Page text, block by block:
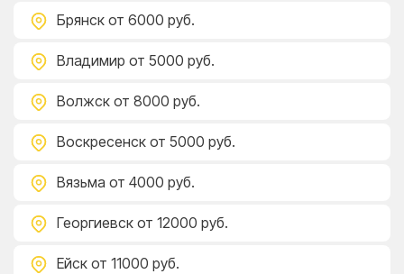
Брянск от 6000 руб.
Владимир от 5000 руб.
Волжск от 8000 руб.
Воскресенск от 5000 руб.
Вязьма от 4000 руб.
Георгиевск от 12000 руб.
Ейск от 11000 руб.